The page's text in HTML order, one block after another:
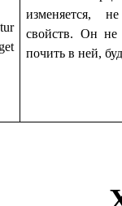
изменяется,
свойств. Он не
почить в ней,